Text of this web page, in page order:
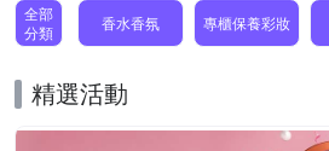
全部
分類
香水香氛 專櫃保養彩妝
精選活動